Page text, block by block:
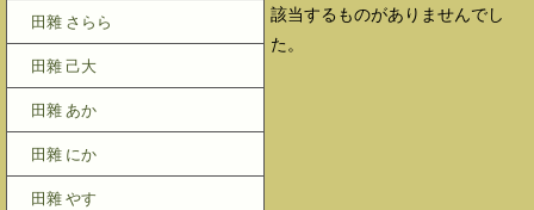
田雜 さらら
田雜 己大
田雜 あか
田雜 にか
田雜 やす
該当するものがありませんでし
た。